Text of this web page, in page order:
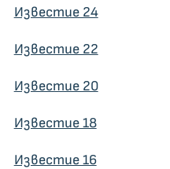
Известие 24
Известие 22
Известие 20
Известие 18
Известие 16